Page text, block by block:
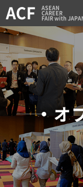
ACF
ASEAN
CAREER
FAIR with